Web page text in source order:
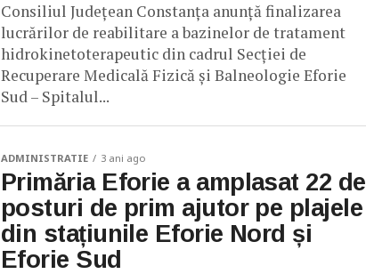
Consiliul Județean Constanța anunță finalizarea
lucrărilor de reabilitare a bazinelor de tratament
hidrokinetoterapeutic din cadrul Secției de
Recuperare Medicală Fizică și Balneologie Eforie
Sud – Spitalul...
ADMINISTRATIE 3 ani ago
Primăria Eforie a amplasat 22 de
posturi de prim ajutor pe plajele
din stațiunile Eforie Nord și
Eforie Sud